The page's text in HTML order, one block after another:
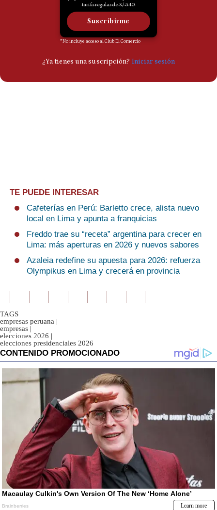
TE PUEDE INTERESAR
Cafeterías en Perú: Barletto crece, alista nuevo
local en Lima y apunta a franquicias
Freddo trae su “receta” argentina para crecer en
Lima: más aperturas en 2026 y nuevos sabores
Azaleia redefine su apuesta para 2026: refuerza
Olympikus en Lima y crecerá en provincia
TAGS
empresas peruana |
empresas |
elecciones 2026 |
elecciones presidenciales 2026